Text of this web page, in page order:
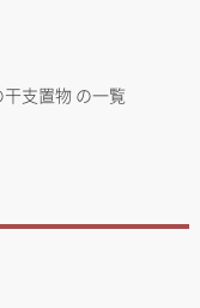
支置物 の一覧